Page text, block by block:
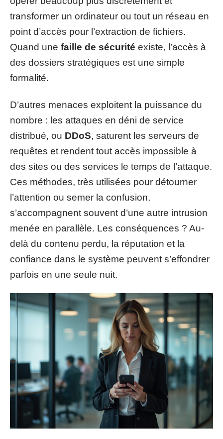
transformer un ordinateur ou tout un réseau en
point d’accès pour l’extraction de fichiers.
Quand une faille de sécurité existe, l’accès à
des dossiers stratégiques est une simple
formalité.
D’autres menaces exploitent la puissance du
nombre : les attaques en déni de service
distribué, ou DDoS, saturent les serveurs de
requêtes et rendent tout accès impossible à
des sites ou des services le temps de l’attaque.
Ces méthodes, très utilisées pour détourner
l’attention ou semer la confusion,
s’accompagnent souvent d’une autre intrusion
menée en parallèle. Les conséquences ? Au-
delà du contenu perdu, la réputation et la
confiance dans le système peuvent s’effondrer
parfois en une seule nuit.